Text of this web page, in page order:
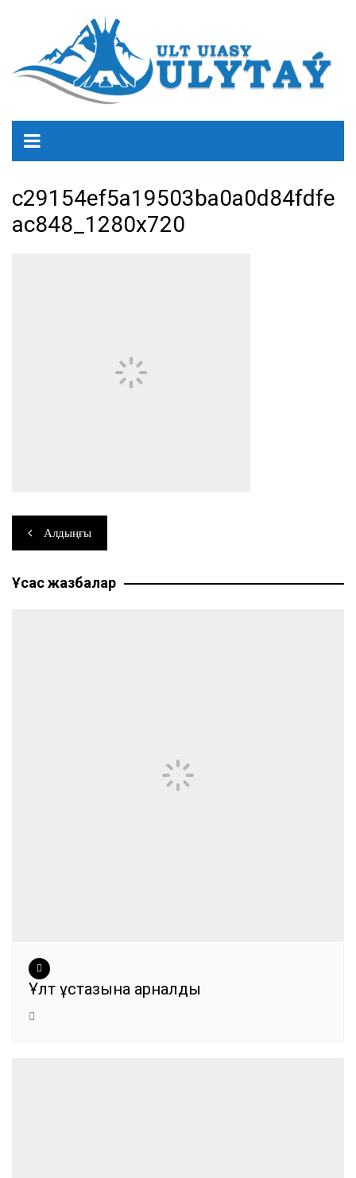
c29154ef5a19503ba0a0d84fdfe
ac848_1280x720
Навигация
по
записям
Алдыңғы
Ұқсас жазбалар
Ұлт ұстазына арналды